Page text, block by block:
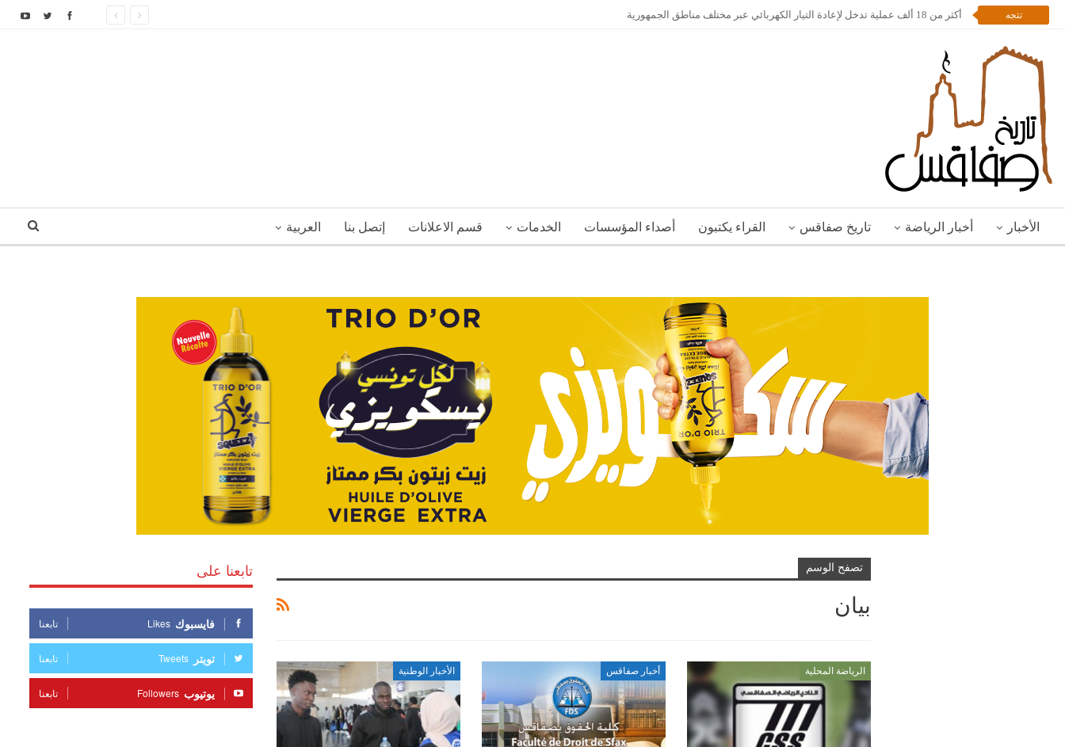
تتجه أكثر من 18 ألف عملية تدخل لإعادة التيار الكهربائي عبر مختلف مناطق الجمهورية
الأخبار أخبار الرياضة تاريخ صفاقس القراء يكتبون أصداء المؤسسات الخدمات قسم الاعلانات إتصل بنا العربية
تصفح الوسم
بيان
الرياضة المحلية أخبار صفاقس الأخبار الوطنية
تابعنا على
فايسبوك Likes تابعنا
تويتر Tweets تابعنا
يوتيوب Followers تابعنا